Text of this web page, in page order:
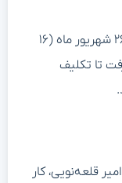
امیر قلعه‌نویی و شاگردانش، روز دوشنبه ۲۶ شهریور ماه (۱۶
رفت تا تکلیف
قلعه‌نویی، کار